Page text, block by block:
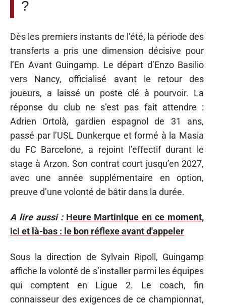
?
Dès les premiers instants de l’été, la période des
transferts a pris une dimension décisive pour
l’En Avant Guingamp. Le départ d’Enzo Basilio
vers Nancy, officialisé avant le retour des
joueurs, a laissé un poste clé à pourvoir. La
réponse du club ne s’est pas fait attendre :
Adrien Ortolà, gardien espagnol de 31 ans,
passé par l’USL Dunkerque et formé à la Masia
du FC Barcelone, a rejoint l’effectif durant le
stage à Arzon. Son contrat court jusqu’en 2027,
avec une année supplémentaire en option,
preuve d’une volonté de bâtir dans la durée.
A lire aussi : Heure Martinique en ce moment,
ici et là-bas : le bon réflexe avant d'appeler
Sous la direction de Sylvain Ripoll, Guingamp
affiche la volonté de s’installer parmi les équipes
qui comptent en Ligue 2. Le coach, fin
connaisseur des exigences de ce championnat,